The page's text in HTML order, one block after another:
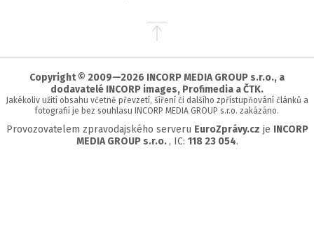
Přejít
stránky
Copyright © 2009—2026 INCORP MEDIA GROUP s.r.o., a
dodavatelé INCORP images, Profimedia a ČTK.
Jakékoliv užití obsahu včetně převzetí, šíření či dalšího zpřístupňování článků a
fotografií je bez souhlasu INCORP MEDIA GROUP s.r.o. zakázáno.
Provozovatelem zpravodajského serveru EuroZprávy.cz je INCORP
MEDIA GROUP s.r.o. , IC: 118 23 054.